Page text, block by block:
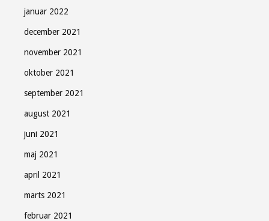
januar 2022
december 2021
november 2021
oktober 2021
september 2021
august 2021
juni 2021
maj 2021
april 2021
marts 2021
februar 2021